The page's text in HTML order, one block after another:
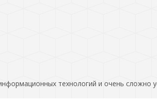
технологий и очень сложно